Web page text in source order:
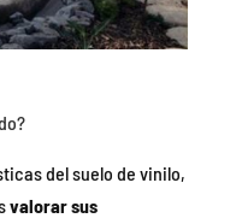
del suelo de vinilo,
valorar sus